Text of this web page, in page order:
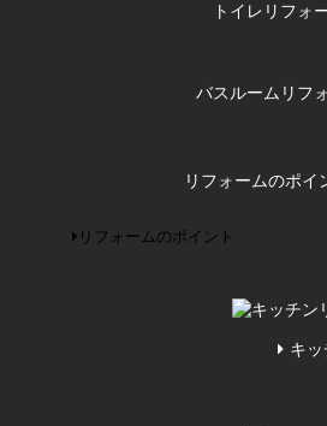
トイレリフォ
バスルームリフ
リフォームのポイ
リフォームのポイント
キッ